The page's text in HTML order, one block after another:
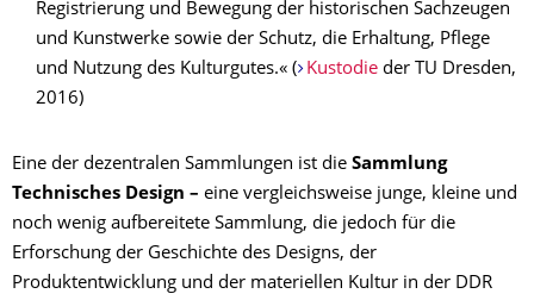
Registrierung und Bewegung der historischen Sachzeugen
und Kunstwerke sowie der Schutz, die Erhaltung, Pflege
und Nutzung des Kulturgutes.« ( Kustodieder TU Dresden,
2016)
Eine der dezentralen Sammlungen ist die Sammlung
Technisches Design – eine vergleichsweise junge, kleine und
noch wenig aufbereitete Sammlung, die jedoch für die
Erforschung der Geschichte des Designs, der
Produktentwicklung und der materiellen Kultur in der DDR